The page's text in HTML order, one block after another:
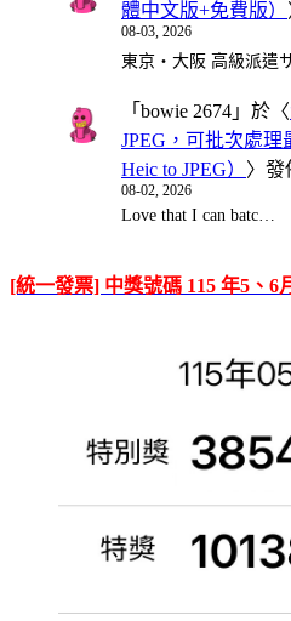
體中文版+免費版）
08-03, 2026
東京・大阪 高級派遣
「 bowie 2674 」於〈
JPEG，可批次處理
Heic to JPEG） 〉發
08-02, 2026
Love that I can batc…
[統一發票] 中獎號碼 115 年5、6